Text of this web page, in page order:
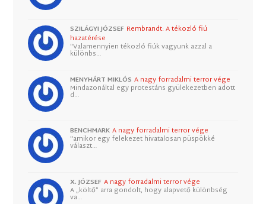
SZILÁGYI JÓZSEF Rembrandt: A tékozló fiú
hazatérése
"Valamennyien tékozló fiúk vagyunk azzal a
különbs…
MENYHÁRT MIKLÓS A nagy forradalmi terror vége
Mindazonáltal egy protestáns gyülekezetben adott
d…
BENCHMARK A nagy forradalmi terror vége
"amikor egy felekezet hivatalosan püspökké
választ…
X. JÓZSEF A nagy forradalmi terror vége
A „költő” arra gondolt, hogy alapvető különbség
va…